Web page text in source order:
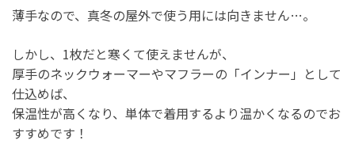
薄手なので、真冬の屋外で使う用には向きません…。
しかし、1枚だと寒くて使えませんが、
厚手のネックウォーマーやマフラーの「インナー」として
仕込めば、
保温性が高くなり、単体で着用するより温かくなるのでお
すすめです！